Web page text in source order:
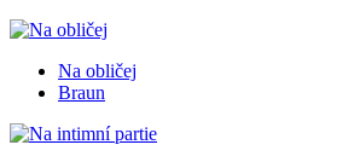
Na obličej
Braun